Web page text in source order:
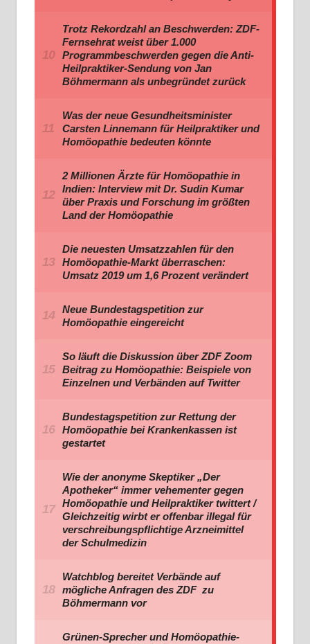
Trotz Rekordzahl an Beschwerden: ZDF-
Fernsehrat weist über 1.000
Programmbeschwerden gegen die Anti-
Heilpraktiker-Sendung von Jan
Böhmermann als unbegründet zurück
Was der neue Gesundheitsminister
Carsten Linnemann für Heilpraktiker und
Homöopathie bedeuten könnte
2 Millionen Ärzte für Homöopathie in
Indien: Interview mit Dr. Sudin Kumar
über Praxis und Forschung im größten
Land der Homöopathie
Die neuesten Umsatzzahlen für den
Homöopathie-Markt überraschen:
Umsatz 2019 um 1,6 Prozent verändert
Neue Bundestagspetition zur
Homöopathie eingereicht
So läuft die Diskussion über ZDF Zoom
Beitrag zu Homöopathie: Beispiele von
Einzelnen und Verbänden auf Twitter
Bundestagspetition zur Rettung der
Homöopathie bei Krankenkassen ist
gestartet
Wie der anonyme Skeptiker „Der
Apotheker“ immer vehementer gegen
Homöopathie und Heilpraktiker twittert /
Gleichzeitig wirbt er offenbar illegal für
verschreibungspflichtige Arzneimittel
der Schulmedizin
Watchblog bereitet Verbände auf
mögliche Anfragen des ZDF zu
Böhmermann vor
Grünen-Sprecher und Homöopathie-